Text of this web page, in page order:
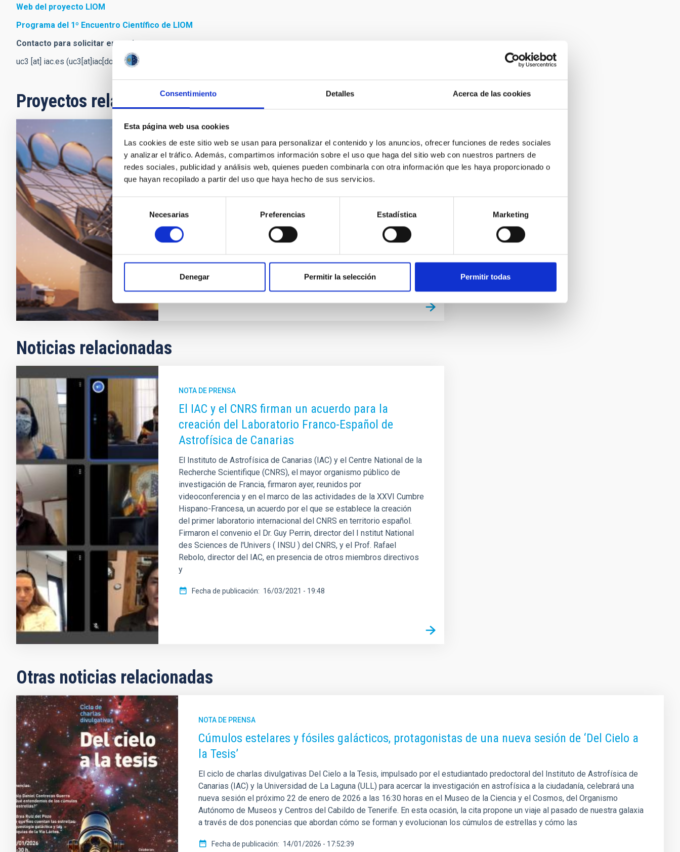
Consentimiento Detalles Acerca de las cookies
Esta página web usa cookies
Las cookies de este sitio web se usan para personalizar el contenido y los anuncios, ofrecer funciones de redes sociales
y analizar el tráfico. Además, compartimos información sobre el uso que haga del sitio web con nuestros partners de
redes sociales, publicidad y análisis web, quienes pueden combinarla con otra información que les haya proporcionado o
que hayan recopilado a partir del uso que haya hecho de sus servicios.
Selección
de
consentimiento
Necesarias Preferencias Estadística Marketing
Denegar Permitir la selección Permitir todas
Web del proyecto LIOM
Programa del 1º Encuentro Científico de LIOM
Contacto para solicitar entrevistas:
uc3 [at] iac.es (uc3[at]iac[dot]es)
Proyectos relacionados
ELF - Exo Life Finder
La detección de vida extrasolar es uno de los descubrimientos
científicos más importantes de las próximas décadas. El diseño del
para magnificar las combinaciones independientes de los espejos
primario y secundario
Noticias relacionadas
NOTA DE PRENSA
El IAC y el CNRS firman un acuerdo para la
creación del Laboratorio Franco-Español de
Astrofísica de Canarias
El Instituto de Astrofísica de Canarias (IAC) y el Centre National de la
Recherche Scientifique (CNRS), el mayor organismo público de
investigación de Francia, firmaron ayer, reunidos por
videoconferencia y en el marco de las actividades de la XXVI Cumbre
Hispano-Francesa, un acuerdo por el que se establece la creación
del primer laboratorio internacional del CNRS en territorio español.
Firmaron el convenio el Dr. Guy Perrin, director del I nstitut National
des Sciences de l'Univers ( INSU ) del CNRS, y el Prof. Rafael
Rebolo, director del IAC, en presencia de otros miembros directivos
y
Fecha de publicación 16/03/2021 - 19:48
Otras noticias relacionadas
NOTA DE PRENSA
Cúmulos estelares y fósiles galácticos, protagonistas de una nueva sesión de ‘Del Cielo a
la Tesis’
El ciclo de charlas divulgativas Del Cielo a la Tesis, impulsado por el estudiantado predoctoral del Instituto de Astrofísica de
Canarias (IAC) y la Universidad de La Laguna (ULL) para acercar la investigación en astrofísica a la ciudadanía, celebrará una
nueva sesión el próximo 22 de enero de 2026 a las 16:30 horas en el Museo de la Ciencia y el Cosmos, del Organismo
Autónomo de Museos y Centros del Cabildo de Tenerife. En esta ocasión, la cita propone un viaje al pasado de nuestra galaxia
a través de dos ponencias que abordan cómo se forman y evolucionan los cúmulos de estrellas y cómo las
Fecha de publicación 14/01/2026 - 17:52:39